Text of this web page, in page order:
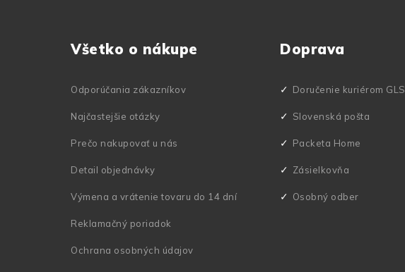
Všetko o nákupe
Odporúčania zákazníkov
Najčastejšie otázky
Prečo nakupovať u nás
Detail objednávky
Výmena a vrátenie tovaru do 14 dní
Reklamačný poriadok
Ochrana osobných údajov
Doprava
Doručenie kuriérom GLS
Slovenská pošta
Packeta Home
Zásielkovňa
Osobný odber